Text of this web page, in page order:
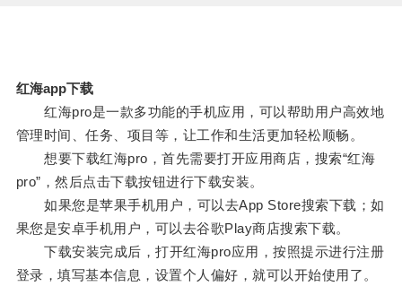
红海app下载
红海pro是一款多功能的手机应用，可以帮助用户高效地
管理时间、任务、项目等，让工作和生活更加轻松顺畅。
想要下载红海pro，首先需要打开应用商店，搜索“红海
pro”，然后点击下载按钮进行下载安装。
如果您是苹果手机用户，可以去App Store搜索下载；如
果您是安卓手机用户，可以去谷歌Play商店搜索下载。
下载安装完成后，打开红海pro应用，按照提示进行注册
登录，填写基本信息，设置个人偏好，就可以开始使用了。